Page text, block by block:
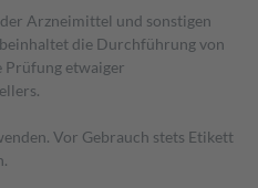
Arzneimittel und sonstigen
die Durchführung von
Prüfung etwaiger
Vor Gebrauch stets Etikett